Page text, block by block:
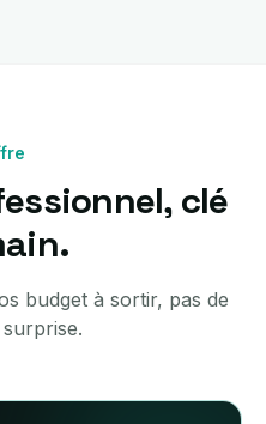
clé
budget à sortir, pas de